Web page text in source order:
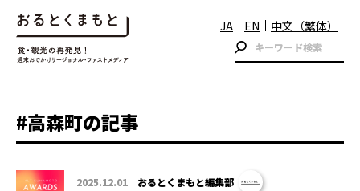
JA EN 中文（繁体）
#高森町の記事
2025.12.01 おるとくまもと編集部